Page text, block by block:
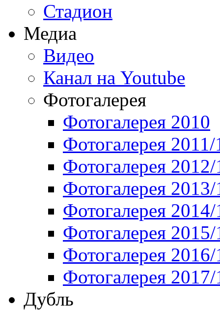
Стадион
Медиа
Видео
Канал на Youtube
Фотогалерея
Фотогалерея 2010
Фотогалерея 2011/
Фотогалерея
Фотогалерея
Фотогалерея
Фотогалерея
Фотогалерея
Фотогалерея
Дубль